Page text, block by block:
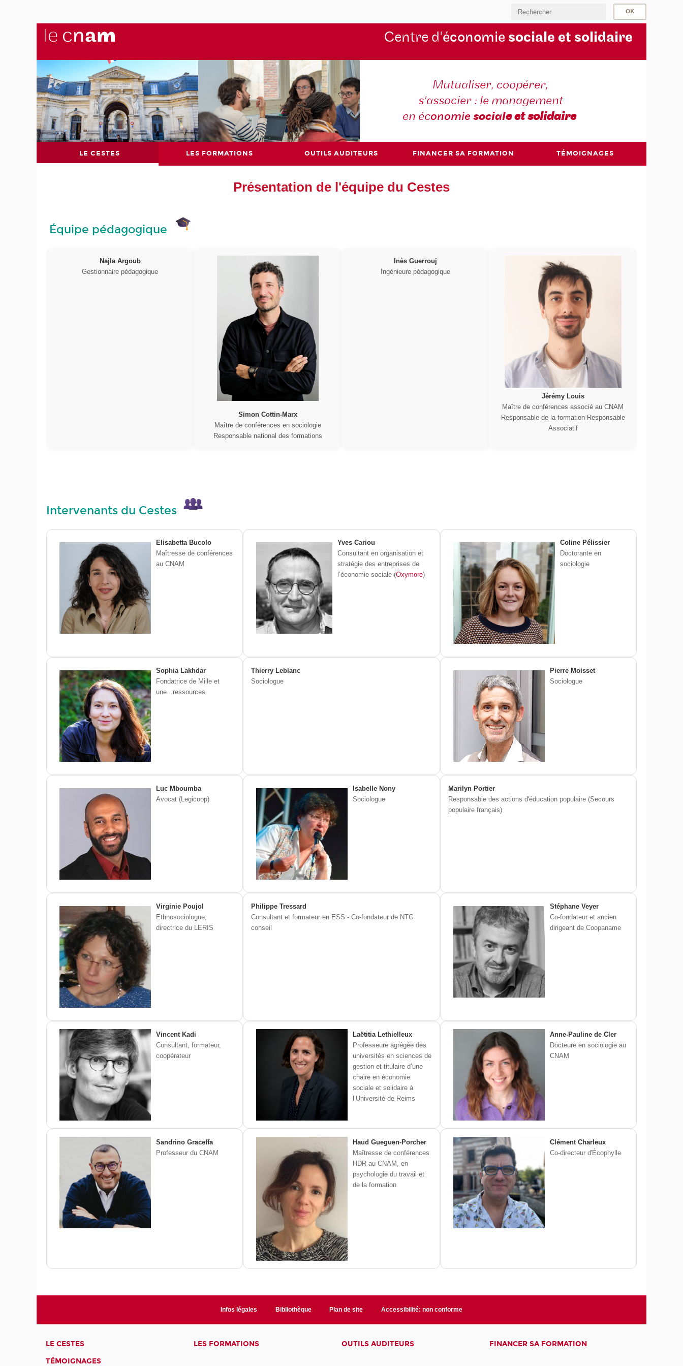
Centre d'économie sociale et solidaire
Mutualiser, coopérer,
s'associer : le management
en économie sociale et solidaire
LE CESTES LES FORMATIONS OUTILS AUDITEURS FINANCER SA FORMATION TÉMOIGNAGES
Présentation de l'équipe du Cestes
Équipe pédagogique
Najla Argoub
Gestionnaire pédagogique
Simon Cottin-Marx
Maître de conférences en sociologie
Responsable national des formations
Inès Guerrouj
Ingénieure pédagogique
Jérémy Louis
Maître de conférences associé au CNAM
Responsable de la formation Responsable
Associatif
Intervenants du Cestes
Elisabetta Bucolo
Maîtresse de conférences
au CNAM
Yves Cariou
Consultant en organisation et
stratégie des entreprises de
l’économie sociale (Oxymore)
Coline Pélissier
Doctorante en
sociologie
Sophia Lakhdar
Fondatrice de Mille et
une...ressources
Thierry Leblanc
Sociologue
Pierre Moisset
Sociologue
Luc Mboumba
Avocat (Legicoop)
Isabelle Nony
Sociologue
Marilyn Portier
Responsable des actions d'éducation populaire (Secours
populaire français)
Virginie Poujol
Ethnosociologue,
directrice du LERIS
Philippe Tressard
Consultant et formateur en ESS - Co-fondateur de NTG
conseil
Stéphane Veyer
Co-fondateur et ancien
dirigeant de Coopaname
Vincent Kadi
Consultant, formateur,
coopérateur
Laëtitia Lethielleux
Professeure agrégée des
universités en sciences de
gestion et titulaire d’une
chaire en économie
sociale et solidaire à
l’Université de Reims
Anne-Pauline de Cler
Docteure en sociologie au
CNAM
Sandrino Graceffa
Professeur du CNAM
Haud Gueguen-Porcher
Maîtresse de conférences
HDR au CNAM, en
psychologie du travail et
de la formation
Clément Charleux
Co-directeur d'Écophylle
Infos légales Bibliothèque Plan de site Accessibilité: non conforme
LE CESTES LES FORMATIONS OUTILS AUDITEURS
FINANCER SA FORMATION
TÉMOIGNAGES